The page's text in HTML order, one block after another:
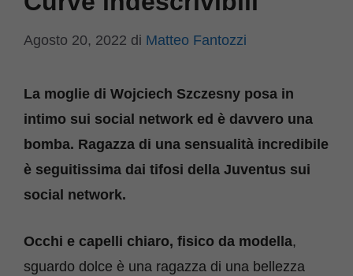
Agosto 20, 2022 di Matteo Fantozzi
La moglie di Wojciech Szczesny posa in
intimo sui social network ed è davvero una
bomba. Ragazza di una sensualità incredibile
è seguitissima dai tifosi della Juventus sui
social network.
Occhi e capelli chiaro, fisico da modella,
sguardo dolce è una ragazza di una bellezza